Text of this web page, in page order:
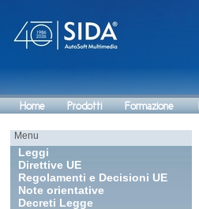
Home Prodotti Formazione
Menu
Leggi
Direttive UE
Regolamenti e Decisioni UE
Note orientative
Decreti Legge